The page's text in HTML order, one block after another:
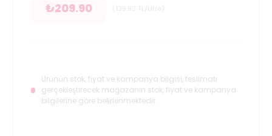
₺209.90
Ürünün stok, fiyat ve kampanya bilgisi, teslimatı
gerçekleştirecek mağazanın stok, fiyat ve kampanya
bilgilerine göre belirlenmektedir.